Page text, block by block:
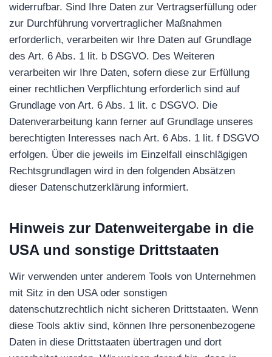
widerrufbar. Sind Ihre Daten zur Vertragserfüllung oder
zur Durchführung vorvertraglicher Maßnahmen
erforderlich, verarbeiten wir Ihre Daten auf Grundlage
des Art. 6 Abs. 1 lit. b DSGVO. Des Weiteren
verarbeiten wir Ihre Daten, sofern diese zur Erfüllung
einer rechtlichen Verpflichtung erforderlich sind auf
Grundlage von Art. 6 Abs. 1 lit. c DSGVO. Die
Datenverarbeitung kann ferner auf Grundlage unseres
berechtigten Interesses nach Art. 6 Abs. 1 lit. f DSGVO
erfolgen. Über die jeweils im Einzelfall einschlägigen
Rechtsgrundlagen wird in den folgenden Absätzen
dieser Datenschutzerklärung informiert.
Hinweis zur Datenweitergabe in die
USA und sonstige Drittstaaten
Wir verwenden unter anderem Tools von Unternehmen
mit Sitz in den USA oder sonstigen
datenschutzrechtlich nicht sicheren Drittstaaten. Wenn
diese Tools aktiv sind, können Ihre personenbezogene
Daten in diese Drittstaaten übertragen und dort